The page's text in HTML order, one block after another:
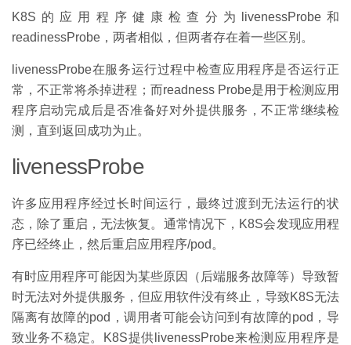
K8S的应用程序健康检查分为livenessProbe和
readinessProbe，两者相似，但两者存在着一些区别。
livenessProbe在服务运行过程中检查应用程序是否运行正
常，不正常将杀掉进程；而readness Probe是用于检测应用
程序启动完成后是否准备好对外提供服务，不正常继续检
测，直到返回成功为止。
livenessProbe
许多应用程序经过长时间运行，最终过渡到无法运行的状
态，除了重启，无法恢复。通常情况下，K8S会发现应用程
序已经终止，然后重启应用程序/pod。
有时应用程序可能因为某些原因（后端服务故障等）导致暂
时无法对外提供服务，但应用软件没有终止，导致K8S无法
隔离有故障的pod，调用者可能会访问到有故障的pod，导
致业务不稳定。K8S提供livenessProbe来检测应用程序是